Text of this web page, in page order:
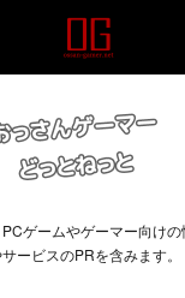
PCゲームやゲーマー向け
ービスのPRを含みます。